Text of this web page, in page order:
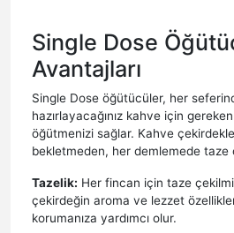
Single Dose
Avantajları
Single Dose öğütücüler, her
hazırlayacağınız kahve için
öğütmenizi sağlar. Kahve
bekletmeden, her demlemede taze
Tazelik: Her fincan için taze
çekirdeğin aroma ve lezzet
korumanıza yardımcı olur.